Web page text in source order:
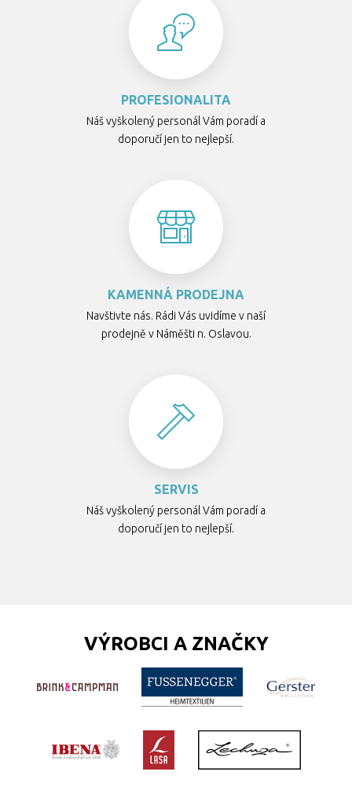
PROFESIONALITA
Náš vyškolený personál Vám poradí a
doporučí jen to nejlepší.
KAMENNÁ PRODEJNA
Navštivte nás. Rádi Vás uvidíme v naší
prodejně v Náměšti n. Oslavou.
SERVIS
Náš vyškolený personál Vám poradí a
doporučí jen to nejlepší.
VÝROBCI A ZNAČKY